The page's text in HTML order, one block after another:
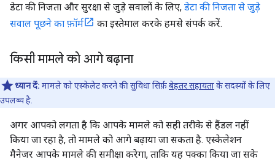
डेटा की निजता और सुरक्षा से जुड़े सवालों के लिए, डेटा की निजता से जुड़े
सवाल पूछने का फ़ॉर्म
का इस्तेमाल करके हमसे संपर्क करें.
किसी मामले को आगे बढ़ाना
ध्यान दें: मामले को एस्केलेट करने की सुविधा सिर्फ़बेहतर सहायताके सदस्यों के लिए
उपलब्ध है.
अगर आपको लगता है कि आपके मामले को सही तरीके से हैंडल नहीं
किया जा रहा है, तो मामले को आगे बढ़ाया जा सकता है. एस्केलेशन
मैनेजर आपके मामले की समीक्षा करेगा, ताकि यह पक्का किया जा सके